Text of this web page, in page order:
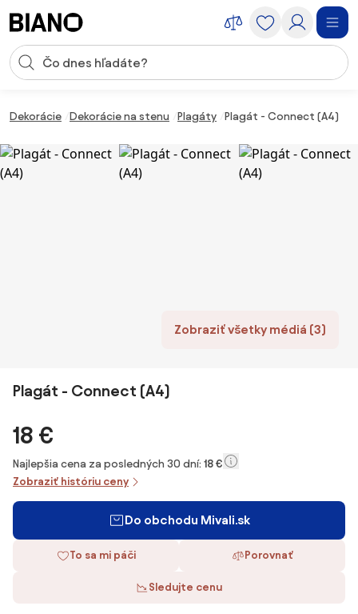
Vstup pre vyhľadávanie
Dekorácie Dekorácie na stenu Plagáty Plagát - Connect (A4)
Zobraziť všetky médiá (3)
Plagát - Connect (A4)
18 €
Najlepšia cena za posledných 30 dní: 18 €
Zobraziť históriu ceny
Do obchodu Mivali.sk
To sa mi páči Porovnať
Sledujte cenu